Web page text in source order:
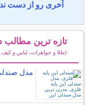
آخری رو از دست
تازه ترین مطالب
(طلا و جواهرات، لباس و
مدل